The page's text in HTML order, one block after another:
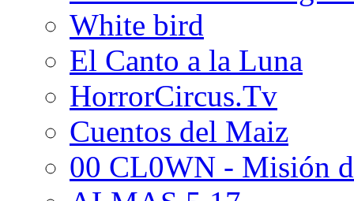
White bird
El Canto a la Luna
HorrorCircus.Tv
Cuentos del Maiz
00 CL0WN - Misión